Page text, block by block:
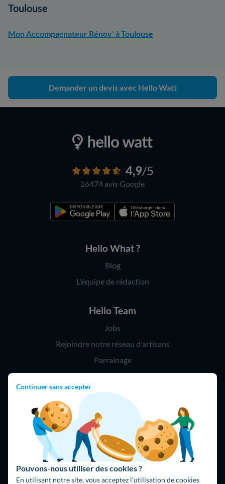
Continuer sans accepter
Pouvons-nous utiliser des cookies ?
En utilisant notre site, vous acceptez l’utilisation de cookies
Toulouse
Mon Accompagnateur Rénov' à Toulouse
Demander un devis avec Hello Watt
4,9/5
16474 avis Google
Hello What ?
Blog
L'équipe de rédaction
Hello Team
Jobs
Rejoindre notre réseau d'artisans
Parrainage
Hello !
09 75 18 60 60
(8h-21h)
75018 Paris